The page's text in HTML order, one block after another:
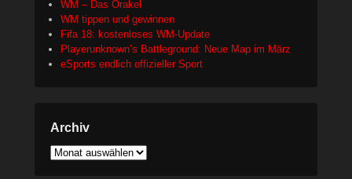
WM – Das Orakel
WM tippen und gewinnen
Fifa 18: kostenloses WM-Update
Playerunknown’s Battleground: Neue Map im März
eSports endlich offizieller Sport
Archiv
Archiv